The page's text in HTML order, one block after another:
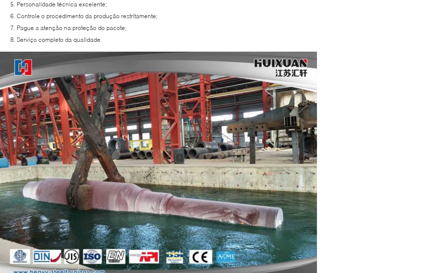
Personalidade técnica excelente;
Controle o procedimento da produção restritamente;
Pague a atenção na proteção do pacote;
Serviço completo da qualidade.